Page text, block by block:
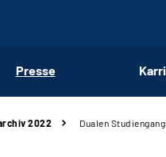
Presse
2022 Dualen